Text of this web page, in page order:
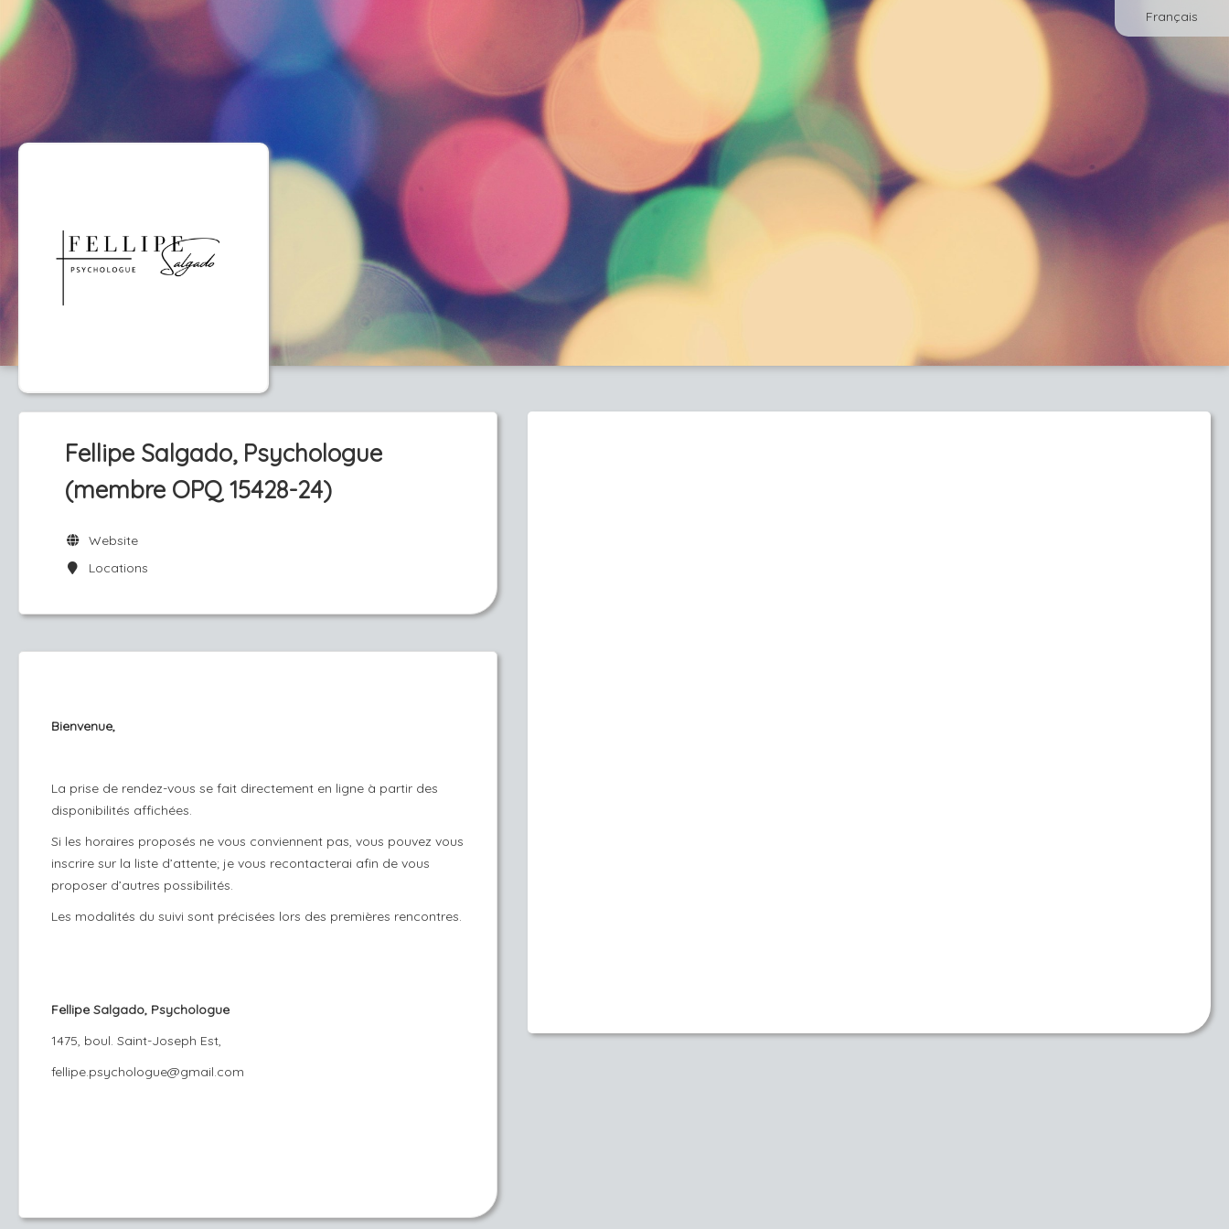
Français
Fellipe Salgado, Psychologue
(membre OPQ 15428-24)
Website
Locations
Bienvenue,
La prise de rendez-vous se fait directement en ligne à partir des
disponibilités affichées.
Si les horaires proposés ne vous conviennent pas, vous pouvez vous
inscrire sur la liste d’attente; je vous recontacterai afin de vous
proposer d’autres possibilités.
Les modalités du suivi sont précisées lors des premières rencontres.
Fellipe Salgado, Psychologue
1475, boul. Saint-Joseph Est,​
fellipe.psychologue@gmail.com